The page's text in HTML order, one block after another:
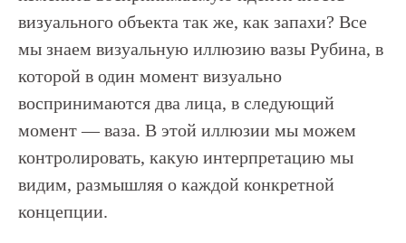
визуального объекта так же, как запахи? Все
мы знаем визуальную иллюзию вазы Рубина, в
которой в один момент визуально
воспринимаются два лица, в следующий
момент — ваза. В этой иллюзии мы можем
контролировать, какую интерпретацию мы
видим, размышляя о каждой конкретной
концепции.